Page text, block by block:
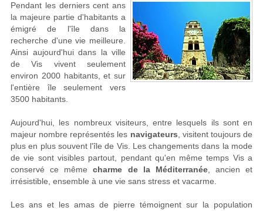
Pendant les derniers cent ans
la majeure partie d'habitants a
émigré de l'île dans la
recherche d'une vie meilleure.
Ainsi aujourd'hui dans la ville
de Vis vivent seulement
environ 2000 habitants, et sur
l'entière île seulement vers
3500 habitants.
Aujourd'hui, les nombreux visiteurs, entre lesquels ils sont en
majeur nombre représentés les navigateurs , visitent toujours de
plus en plus souvent l'île de Vis. Les changements dans la mode
de vie sont visibles partout, pendant qu'en même temps Vis a
conservé ce mêmecharme de la Méditerranée, ancien et
irrésistible, ensemble à une vie sans stress et vacarme.
Les ans et les amas de pierre témoignent sur la population